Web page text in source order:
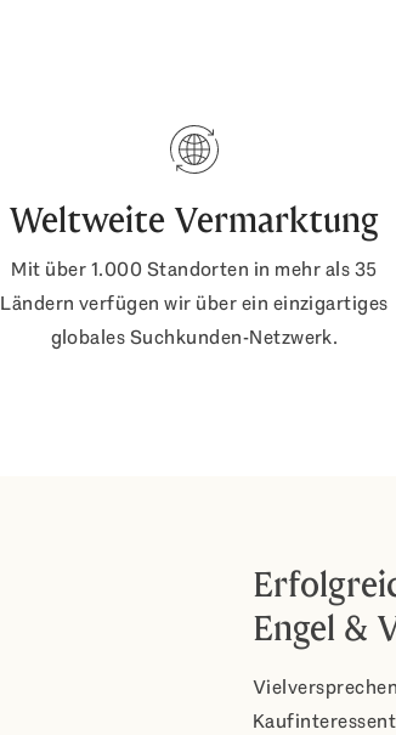
Weltweite Vermarktung
Mit über 1.000 Standorten in mehr als 35
Ländern verfügen wir über ein einzigartiges
globales Suchkunden-Netzwerk.
Engel &